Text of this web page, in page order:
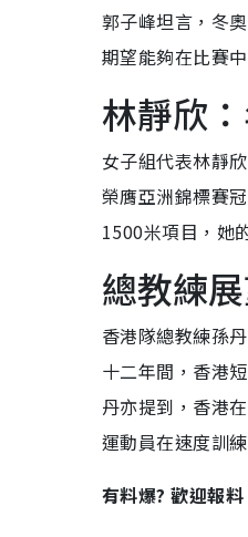
郭子峰坦言，冬
期望能夠在比賽
林靜欣
女子組代表林靜
榮膺亞洲錦標賽
1500米項目，她
總教練
香港隊總教練孫
十二年間，香港
丹亦提到，香港
運動員在速度訓
有料爆? 歡迎報